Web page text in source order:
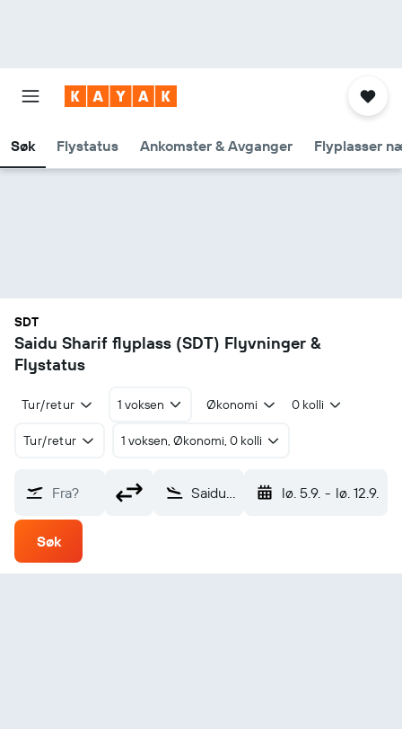
Søk Flystatus Ankomster & Avganger Flyplasser
SDT
Saidu Sharif flyplass (SDT) Flyvninger &
Flystatus
Tur/retur 1 voksen Økonomi 0 kolli
Tur/retur 1 voksen, Økonomi, 0 kolli
Fra? Saidu Sharif (SDT) lø. 5.9. - lø. 12.9.
Søk